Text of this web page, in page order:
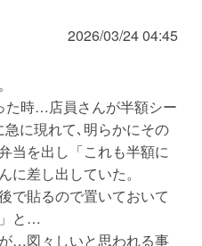
2026/03/24 04:45
た時…店員さんが半額シー
に現れて､明らかにその
当を出し「これも半額に
に差し出していた。
で貼るので置いておいて
と…
…図々しいと思われる事